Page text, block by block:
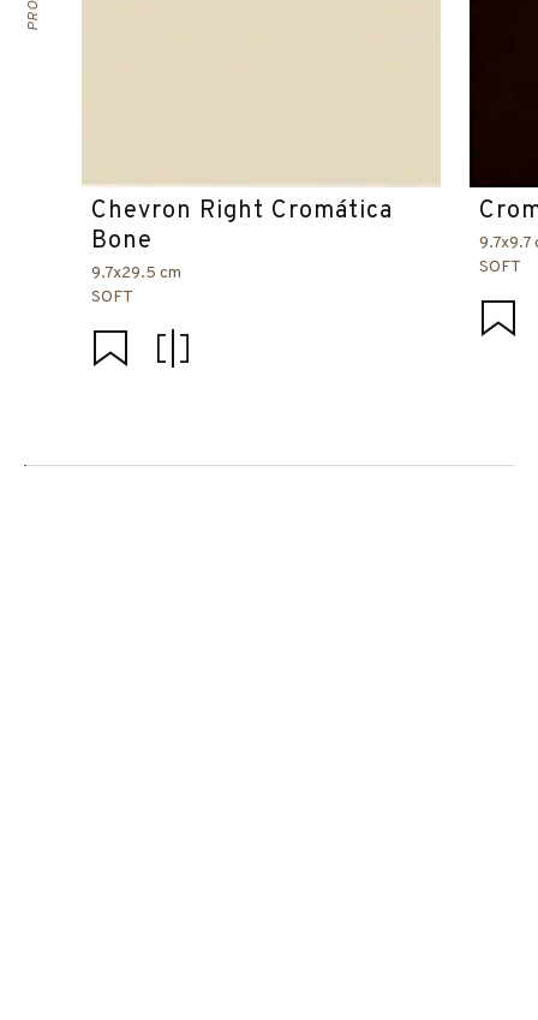
Chevron Right Cromática
Bone
9.7x29.5 cm
SOFT
9.7x9.7
SOFT